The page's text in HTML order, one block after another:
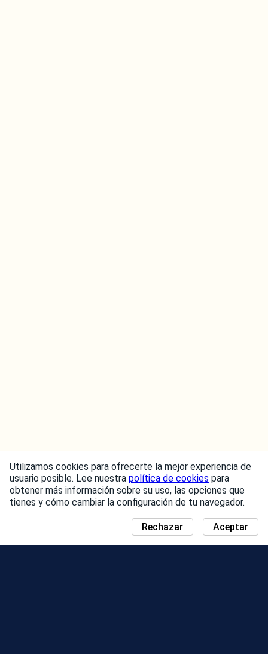
Utilizamos cookies para ofrecerte la mejor experiencia de
usuario posible. Lee nuestra política de cookies para
obtener más información sobre su uso, las opciones que
tienes y cómo cambiar la configuración de tu navegador.
Aceptar
Rechazar